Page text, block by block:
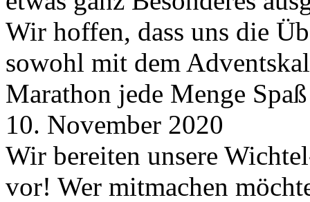
Wir hoffen, dass uns die
sowohl mit dem
Marathon jede Menge
10. November 2020
Wir bereiten unsere
vor! Wer mitmachen